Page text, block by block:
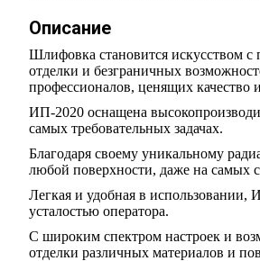
Описание
Шлифовка становится искусством
отделки и безграничных
профессионалов, ценящих качество
ИП-2020 оснащена
самых требовательных задачах.
Благодаря своему уникальному
любой поверхности, даже на самых
Легкая и удобная в
усталостью оператора.
С широким спектром настроек и
отделки различных материалов и